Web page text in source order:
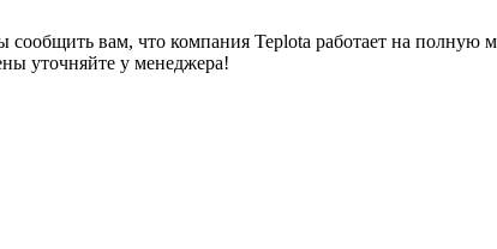
вам, что компания Teplota работает на
уточняйте у менеджера!